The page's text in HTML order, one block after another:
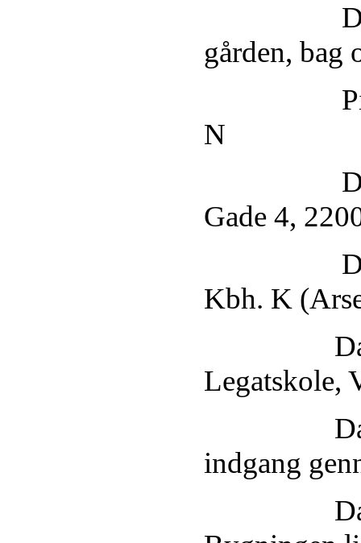
gården, bag
N
Gade 4,
Kbh. K
Legatskole,
indgang